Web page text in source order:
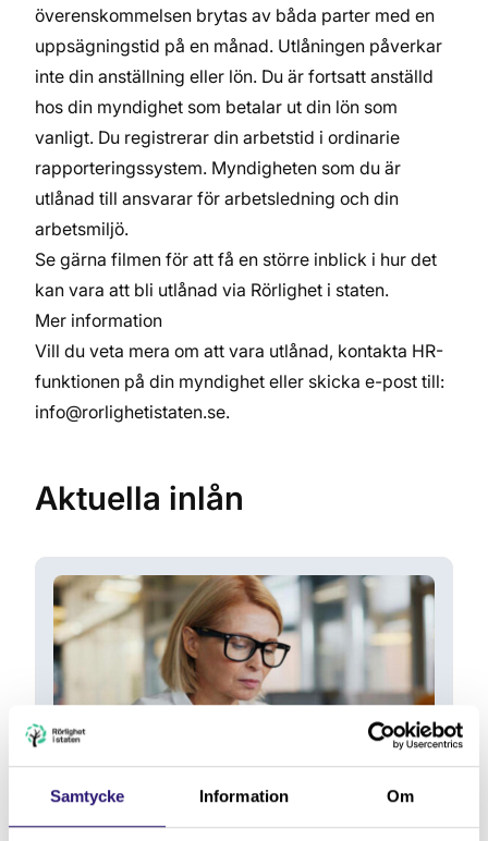
Samtycke Information Om
överenskommelsen brytas av båda parter med en
uppsägningstid på en månad. Utlåningen påverkar
inte din anställning eller lön. Du är fortsatt anställd
hos din myndighet som betalar ut din lön som
vanligt. Du registrerar din arbetstid i ordinarie
rapporteringssystem. Myndigheten som du är
utlånad till ansvarar för arbetsledning och din
arbetsmiljö.
Se gärna filmen för att få en större inblick i hur det
kan vara att bli utlånad via Rörlighet i staten.
Mer information
Vill du veta mera om att vara utlånad, kontakta HR-
funktionen på din myndighet eller skicka e-post till:
info@rorlighetistaten.se.
Aktuella inlån
Läs mer om Inlån av Registrator till Elsäkerhetsverket